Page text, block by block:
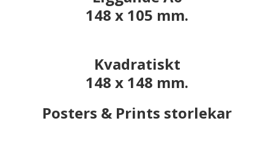
148 x 105 mm.
Kvadratiskt
148 x 148 mm.
Posters & Prints storlekar